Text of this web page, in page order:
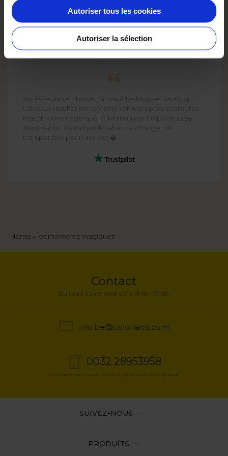
Autoriser tous les cookies
Autoriser la sélection
PASCALE HUBERT
Après les livres photos, j'ai testé les Mugs et les Mugs
Latte. Le résultat est top et le service après-vente très
réactif; dommage que la livraison par DPD soit aussi
déplorable, il serait préférable de changer de
transporteur pour une exp� ...
Fil
Home les moments magiques
Contact
Du lundi au vendredi entre 9h00 - 17h00.
info.be@colorland.com
0032 28953958
Le numéro non surtaxé - les tarifs dépendent de l’opérateur
PRODUITS
SUIVEZ-NOUS